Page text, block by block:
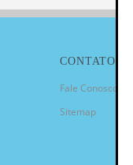
CONTATO
Fale Conosco
Sitemap